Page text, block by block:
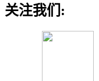
关注我们: